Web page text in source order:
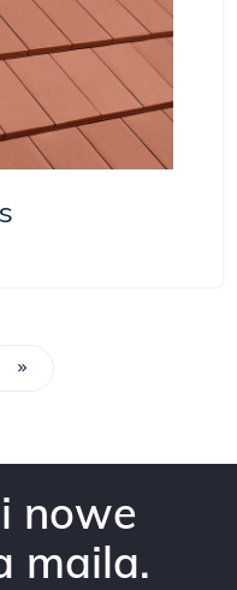
nowe
maila.